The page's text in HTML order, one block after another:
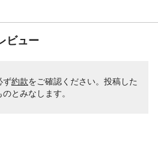
ビュー
ず約款をご確認ください。投稿した
とみなします。